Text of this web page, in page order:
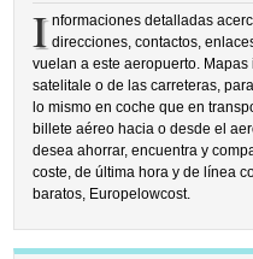
I nformaciones detalladas
direcciones, contactos,
vuelan a este aeropuerto.
satelitale o de las carreteras,
lo mismo en coche que en
billete aéreo hacia o desde el
desea ahorrar, encuentra y
coste, de última hora y de línea
baratos, Europelowcost.